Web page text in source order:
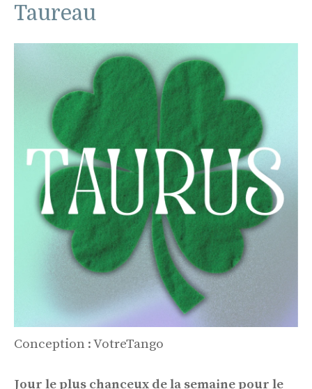
Taureau
Conception : VotreTango
Jour le plus chanceux de la semaine pour le